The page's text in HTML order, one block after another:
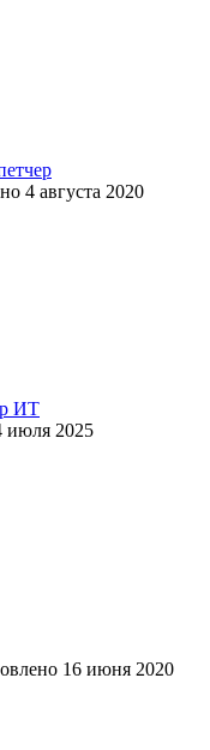
4 августа 2020
ИТ
июля 2025
16 июня 2020